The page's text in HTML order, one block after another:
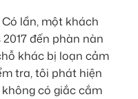
Có lần, một khách
đến phàn nàn
khác bị loạn cảm
tra, tôi phát hiện
có giắc cắm